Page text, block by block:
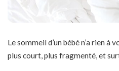
Le sommeil d’un bébé n’a rien à
plus court, plus fragmenté, et